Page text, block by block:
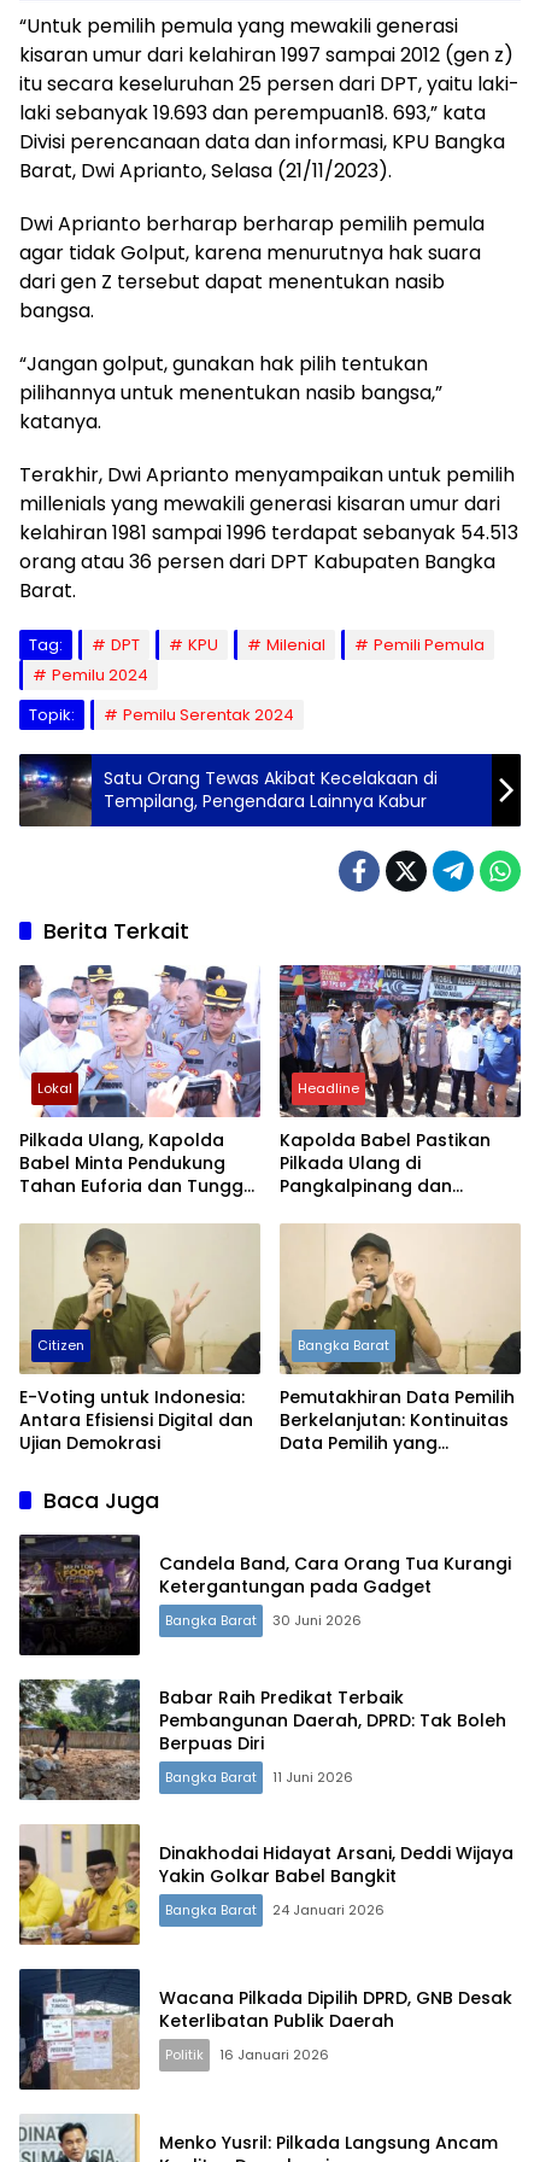
“Untuk pemilih pemula yang mewakili generasi
kisaran umur dari kelahiran 1997 sampai 2012 (gen z)
itu secara keseluruhan 25 persen dari DPT, yaitu laki-
laki sebanyak 19.693 dan perempuan18. 693,” kata
Divisi perencanaan data dan informasi, KPU Bangka
Barat, Dwi Aprianto, Selasa (21/11/2023).
Dwi Aprianto berharap berharap pemilih pemula
agar tidak Golput, karena menurutnya hak suara
dari gen Z tersebut dapat menentukan nasib
bangsa.
“Jangan golput, gunakan hak pilih tentukan
pilihannya untuk menentukan nasib bangsa,”
katanya.
Terakhir, Dwi Aprianto menyampaikan untuk pemilih
millenials yang mewakili generasi kisaran umur dari
kelahiran 1981 sampai 1996 terdapat sebanyak 54.513
orang atau 36 persen dari DPT Kabupaten Bangka
Barat.
Tag: DPT KPU Milenial
Pemili Pemula
Pemilu 2024
Topik:
Pemilu Serentak 2024
Satu Orang Tewas Akibat Kecelakaan di
Tempilang, Pengendara Lainnya Kabur
Berita Terkait
Lokal
Pilkada Ulang, Kapolda
Babel Minta Pendukung
Tahan Euforia dan Tunggu
Headline
Kapolda Babel Pastikan
Pilkada Ulang di
Pangkalpinang dan
Citizen
E-Voting untuk Indonesia:
Antara Efisiensi Digital dan
Ujian Demokrasi
Bangka Barat
Pemutakhiran Data Pemilih
Berkelanjutan: Kontinuitas
Data Pemilih yang
Baca Juga
Candela Band, Cara Orang Tua Kurangi
Ketergantungan pada Gadget
Bangka Barat 30 Juni 2026
Babar Raih Predikat Terbaik
Pembangunan Daerah, DPRD: Tak Boleh
Berpuas Diri
Bangka Barat 11 Juni 2026
Dinakhodai Hidayat Arsani, Deddi Wijaya
Yakin Golkar Babel Bangkit
Bangka Barat 24 Januari 2026
Wacana Pilkada Dipilih DPRD, GNB Desak
Keterlibatan Publik Daerah
Politik 16 Januari 2026
Menko Yusril: Pilkada Langsung Ancam